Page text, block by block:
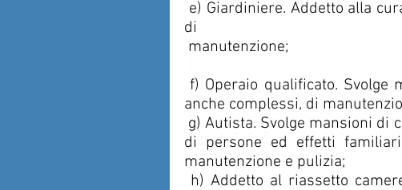
di
manutenzione;
anche complessi, di
di persone ed effetti
manutenzione e pulizia;